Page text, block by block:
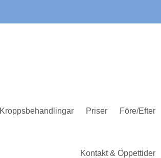
Kroppsbehandlingar Priser Före/Efter
Kontakt & Öppettider